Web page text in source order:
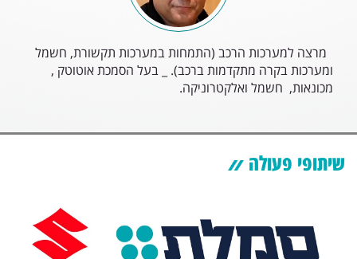
מרצה למערכות הרכב (התמחות במערכות תקשורת, חשמל
ומערכות בקרה מתקדמות ברכב). _ בעל הסמכת אוטוטק ,
מכונאות, חשמל ואלקטרוניקה.
שיתופי פעולה